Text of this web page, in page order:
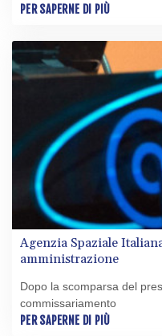
PER SAPERNE DI PIÙ
Agenzia Spaziale
amministrazione
Dopo la scomparsa del
commissariamento
PER SAPERNE DI PIÙ